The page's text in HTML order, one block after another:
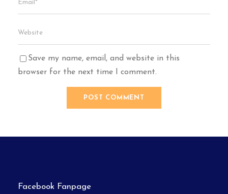
Save my name, email, and website in this
browser for the next time I comment.
Facebook Fanpage